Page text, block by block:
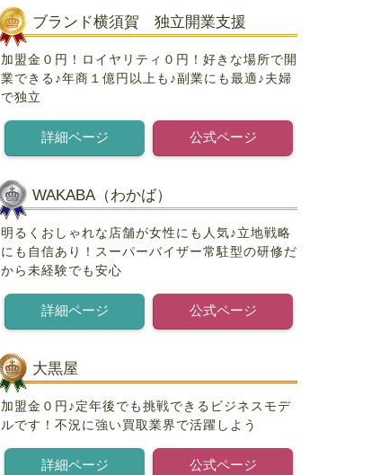
ブランド横須賀 独立開業支援
加盟金０円！ロイヤリティ０円！好きな場所で開
業できる♪年商１億円以上も♪副業にも最適♪夫婦
で独立
詳細ページ 公式ページ
WAKABA（わかば）
明るくおしゃれな店舗が女性にも人気♪立地戦略
にも自信あり！スーパーバイザー常駐型の研修だ
から未経験でも安心
詳細ページ 公式ページ
大黒屋
加盟金０円♪定年後でも挑戦できるビジネスモデ
ルです！不況に強い買取業界で活躍しよう
詳細ページ 公式ページ